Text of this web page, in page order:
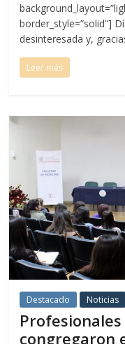
border_style=”solid”]
desinteresada y,
Leer más
Destacado Noticias
congregaron